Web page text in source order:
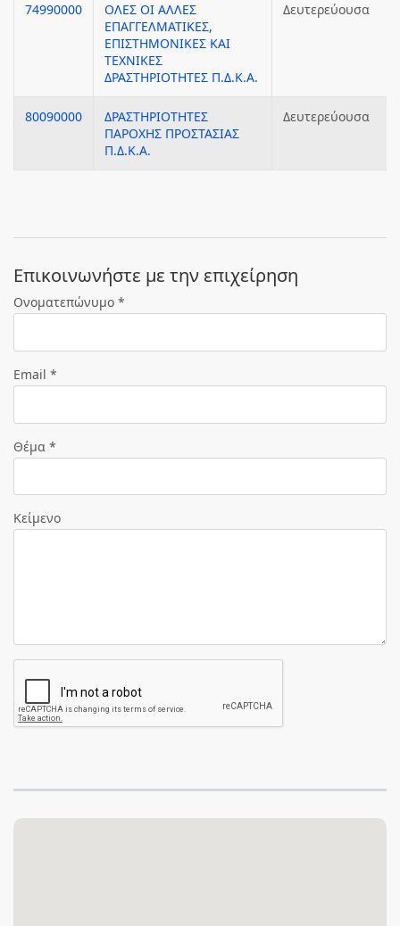
74990000
ΟΛΕΣ ΟΙ ΑΛΛΕΣ
ΕΠΑΓΓΕΛΜΑΤΙΚΕΣ,
ΕΠΙΣΤΗΜΟΝΙΚΕΣ ΚΑΙ
ΤΕΧΝΙΚΕΣ
ΔΡΑΣΤΗΡΙΟΤΗΤΕΣ Π.Δ.Κ.Α.
Δευτερεύουσα
80090000
ΔΡΑΣΤΗΡΙΟΤΗΤΕΣ
ΠΑΡΟΧΗΣ ΠΡΟΣΤΑΣΙΑΣ
Π.Δ.Κ.Α.
Δευτερεύουσα
Eπικοινωνήστε με την επιχείρηση
Ονοματεπώνυμο *
Email *
Θέμα *
Κείμενο